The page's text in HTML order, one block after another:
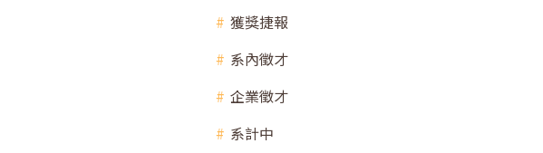
獲獎捷報
系內徵才
企業徵才
系計中